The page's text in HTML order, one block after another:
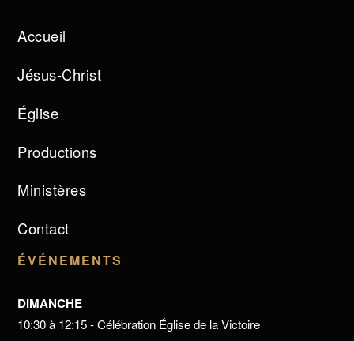
Accueil
Jésus-Christ
Église
Productions
Ministères
Contact
ÉVÉNEMENTS
DIMANCHE
10:30 à 12:15 - Célébration Église de la Victoire